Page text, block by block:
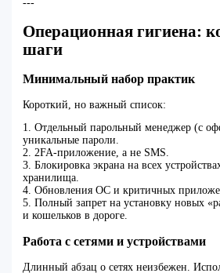
---
Операционная гигиена:
шаги
Минимальный набор практик
Короткий, но важный список:
1. Отдельный парольный менеджер (с
уникальные пароли.
2. 2FA-приложение, а не SMS.
3. Блокировка экрана на всех
хранилища.
4. Обновления ОС и критичных
5. Полный запрет на установку новых
и кошельков в дороге.
Работа с сетями и устройствами
Длинный абзац о сетях неизбежен.